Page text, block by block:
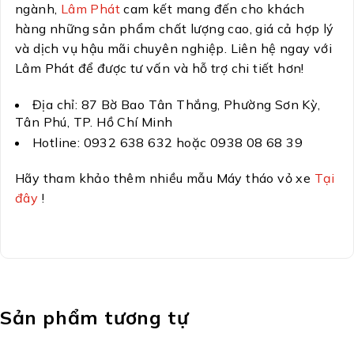
ngành, Lâm Phátcam kết mang đến cho khách
hàng những sản phẩm chất lượng cao, giá cả hợp lý
và dịch vụ hậu mãi chuyên nghiệp. Liên hệ ngay với
Lâm Phát để được tư vấn và hỗ trợ chi tiết hơn!
Địa chỉ: 87 Bờ Bao Tân Thắng, Phường Sơn Kỳ,
Tân Phú, TP. Hồ Chí Minh
Hotline: 0932 638 632 hoặc 0938 08 68 39
Hãy tham khảo thêm nhiều mẫu Máy tháo vỏ xe Tại
đây !
Sản phẩm tương tự